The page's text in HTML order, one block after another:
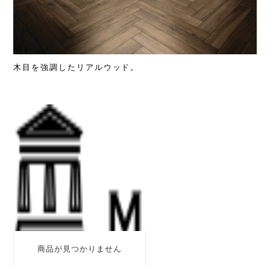
木目を強調したリアルウッド。